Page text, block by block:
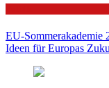
EU-Sommerakademie
Ideen für Europas